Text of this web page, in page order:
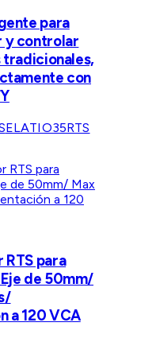
para
y controlar
tradicionales,
con
ELATIO35RTS
para
de 50mm/
a 120 VCA